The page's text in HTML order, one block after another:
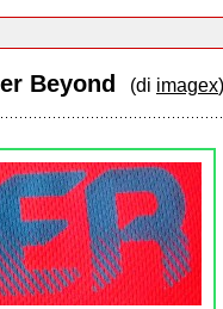
Beyond (di imagex)